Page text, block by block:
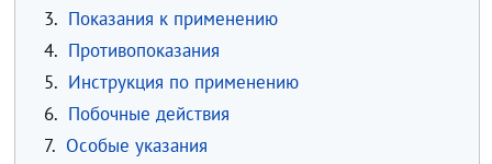
3. Показания к применению
4. Противопоказания
5. Инструкция по применению
6. Побочные действия
7. Особые указания